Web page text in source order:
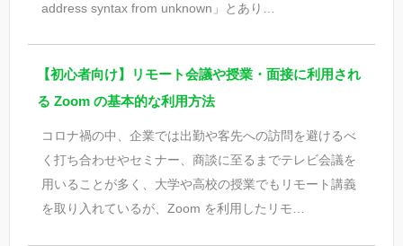
address syntax from unknown」とあり…
【初心者向け】リモート会議や授業・面接に利用され
る Zoom の基本的な利用方法
コロナ禍の中、企業では出勤や客先への訪問を避けるべ
く打ち合わせやセミナー、商談に至るまでテレビ会議を
用いることが多く、大学や高校の授業でもリモート講義
を取り入れているが、Zoom を利用したリモ…